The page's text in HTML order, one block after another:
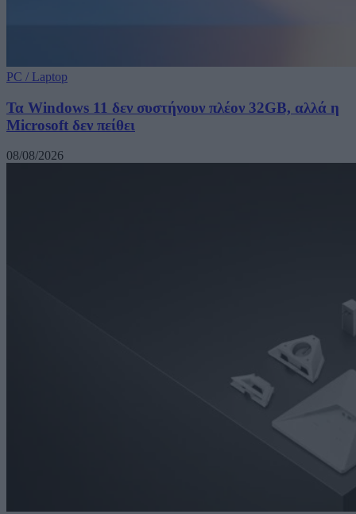
PC / Laptop
Τα Windows 11 δεν συστήνουν πλέον 32GB, αλλά η
Microsoft δεν πείθει
08/08/2026